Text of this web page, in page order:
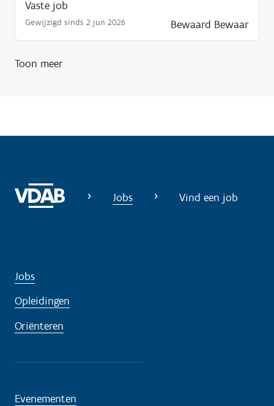
o
Vaste job
Gewijzigd sinds 2 jun 2026 Bewaard Bewaar
Toon meer
Jobs Vind een job
Jobs
Opleidingen
Oriënteren
Evenementen